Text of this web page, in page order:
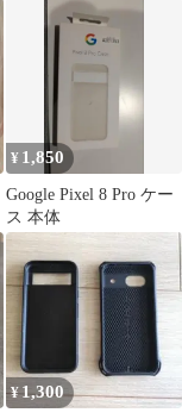
¥ 1,850
Google Pixel 8 Pro ケー
ス 本体
¥1,300